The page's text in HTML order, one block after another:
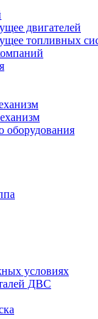
двигателей
топливных
оборудования
условиях
ДВС